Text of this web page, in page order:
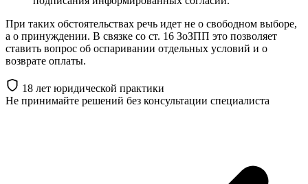
При таких обстоятельствах речь идет не о свободном выборе,
а о принуждении. В связке со ст. 16 ЗоЗПП это позволяет
ставить вопрос об оспаривании отдельных условий и о
возврате оплаты.
18 лет юридической практики
Не принимайте решений без консультации специалиста